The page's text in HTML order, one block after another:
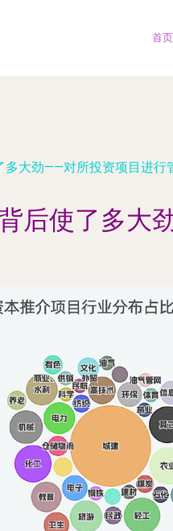
首页
多大劲——对所投资项目进行
后使了多